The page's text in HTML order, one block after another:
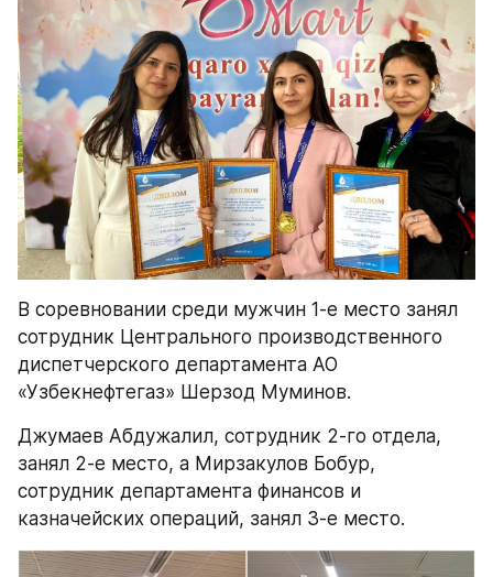
В соревновании среди мужчин 1-е место занял
сотрудник Центрального производственного
диспетчерского департамента АО
«Узбекнефтегаз» Шерзод Муминов.
Джумаев Абдужалил, сотрудник 2-го отдела,
занял 2-е место, а Мирзакулов Бобур,
сотрудник департамента финансов и
казначейских операций, занял 3-е место.